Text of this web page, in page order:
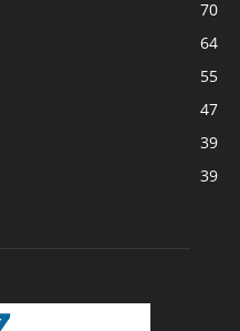
70
64
55
47
39
39